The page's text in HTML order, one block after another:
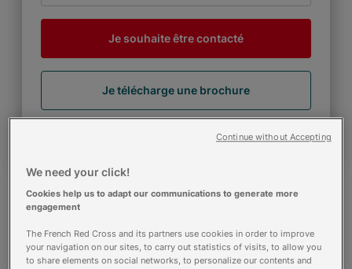
Je souhaite être contacté
Je télécharge une brochure
We need your click!
Cookies help us to adapt our communications to generate more
engagement
The French Red Cross and its partners use cookies in order to improve
your navigation on our sites, to carry out statistics of visits, to allow you
to share elements on social networks, to personalize our contents and
Continue without Accepting